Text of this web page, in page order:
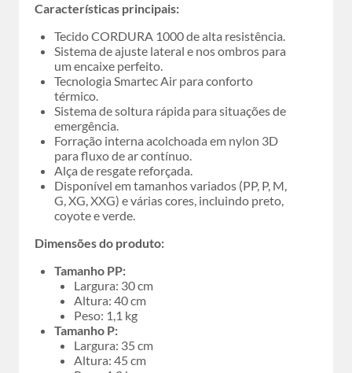
Características principais:
Tecido CORDURA 1000 de alta resistência.
Sistema de ajuste lateral e nos ombros para
um encaixe perfeito.
Tecnologia Smartec Air para conforto
térmico.
Sistema de soltura rápida para situações de
emergência.
Forração interna acolchoada em nylon 3D
para fluxo de ar contínuo.
Alça de resgate reforçada.
Disponível em tamanhos variados (PP, P, M,
G, XG, XXG) e várias cores, incluindo preto,
coyote e verde.
Dimensões do produto:
Tamanho PP:
Largura: 30 cm
Altura: 40 cm
Peso: 1,1 kg
Tamanho P:
Largura: 35 cm
Altura: 45 cm